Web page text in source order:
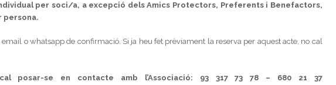
per soci/a, a excepció dels Amics Protectors, Preferents i Benefactors,
persona.
o whatsapp de confirmació. Si ja heu fet prèviament la reserva per aquest acte, no cal
posar-se en contacte amb l’Associació: 93 317 73 78 – 680 21 37